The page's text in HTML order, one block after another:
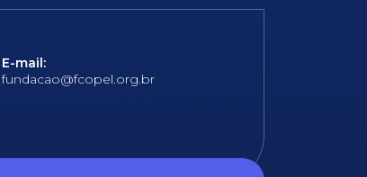
E-mail:
fundacao@fcopel.org.br